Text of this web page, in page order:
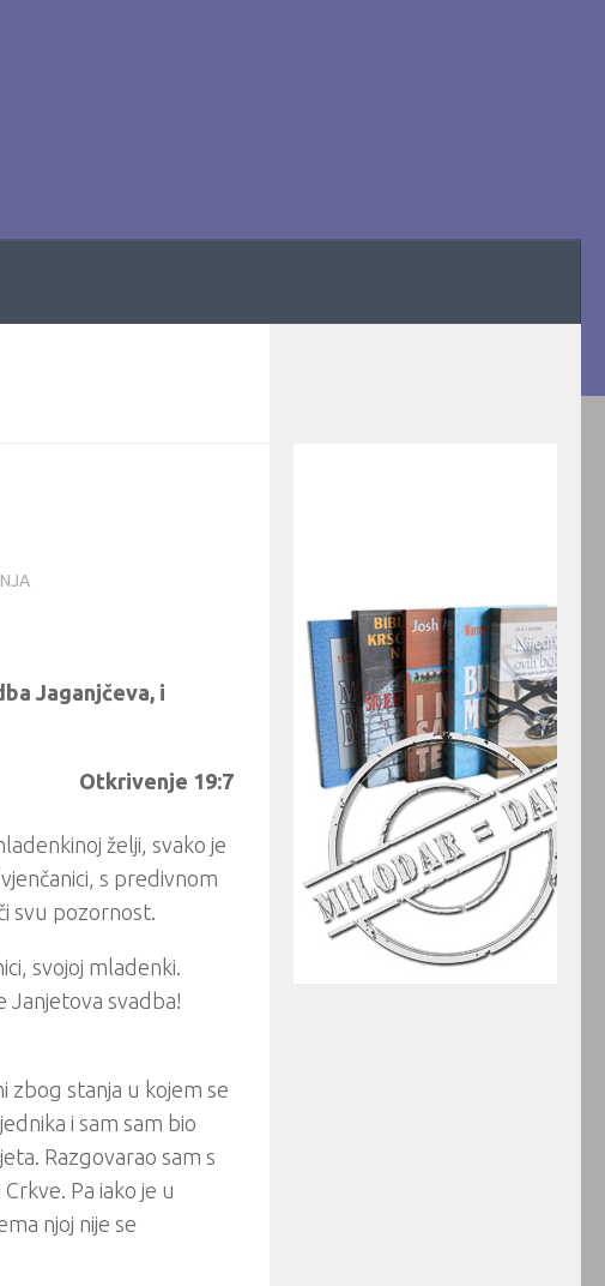
Jaganjčeva, i
Otkrivenje 19:7
želji, svako je
s predivnom
svu pozornost.
svojoj mladenki.
Janjetova svadba!
zbog stanja u kojem se
i sam sam bio
Razgovarao sam s
Pa iako je u
njoj nije se